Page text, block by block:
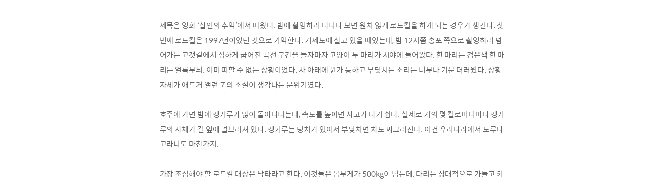
제목은 영화 ‘살인의 추억’에서 따왔다. 밤에 촬영하러 다니다 보면 원치 않게 로드킬을 하게 되는 경우가 생긴다. 첫
번째 로드킬은 1997년이었던 것으로 기억한다. 거제도에 살고 있을 때였는데, 밤 12시쯤 홍포 쪽으로 촬영하러 넘
어가는 고갯길에서 심하게 굽어진 곡선 구간을 돌자마자 고양이 두 마리가 시야에 들어왔다. 한 마리는 검은색 한 마
리는 얼룩무늬. 이미 피할 수 없는 상황이었다. 차 아래에 뭔가 퉁하고 부딪치는 소리는 너무나 기분 더러웠다. 상황
자체가 애드거 앨런 포의 소설이 생각나는 분위기였다.
호주에 가면 밤에 캥거루가 많이 돌아다니는데, 속도를 높이면 사고가 나기 쉽다. 실제로 거의 몇 킬로미터마다 캥거
루의 사체가 길 옆에 널브러져 있다. 캥거루는 덩치가 있어서 부딪치면 차도 찌그러진다. 이건 우리나라에서 노루나
고라니도 마찬가지.
가장 조심해야 할 로드킬 대상은 낙타라고 한다. 이것들은 몸무게가 500kg이 넘는데, 다리는 상대적으로 가늘고 키